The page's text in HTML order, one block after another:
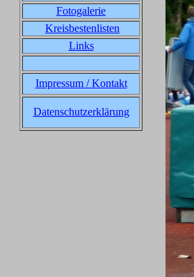
Fotogalerie
Kreisbestenlisten
Links
Impressum / Kontakt
Datenschutzerklärung